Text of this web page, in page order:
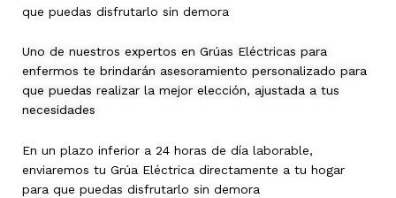
que puedas disfrutarlo sin demora
Uno de nuestros expertos en Grúas Eléctricas para
enfermos te brindarán asesoramiento personalizado para
que puedas realizar la mejor elección, ajustada a tus
necesidades
En un plazo inferior a 24 horas de día laborable,
enviaremos tu Grúa Eléctrica directamente a tu hogar
para que puedas disfrutarlo sin demora